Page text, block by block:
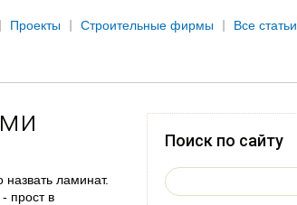
Проекты Строительные фирмы Все статьи
ламинат.
прост в
Поиск по сайту